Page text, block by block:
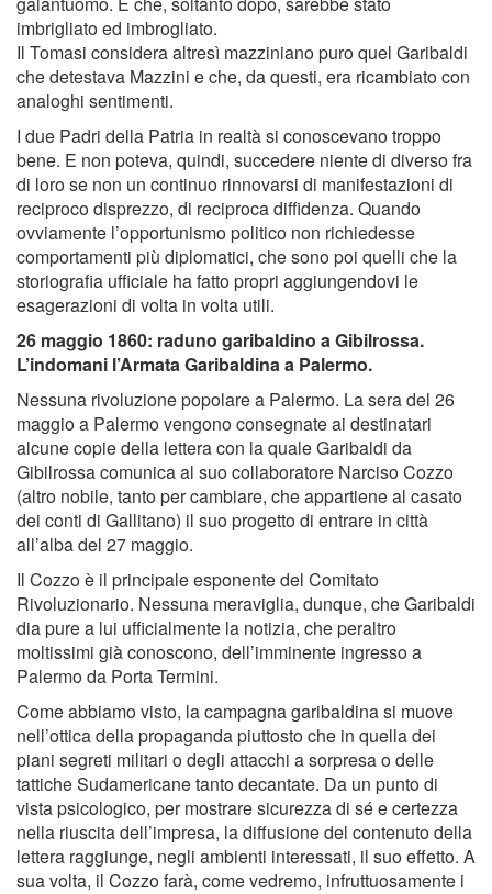
imbrigliato ed imbrogliato.
Il Tomasi considera altresì mazziniano puro quel Garibaldi
che detestava Mazzini e che, da questi, era ricambiato con
analoghi sentimenti.
I due Padri della Patria in realtà si conoscevano troppo
bene. E non poteva, quindi, succedere niente di diverso fra
di loro se non un continuo rinnovarsi di manifestazioni di
reciproco disprezzo, di reciproca difﬁdenza. Quando
ovviamente l’opportunismo politico non richiedesse
comportamenti più diplomatici, che sono poi quelli che la
storiograﬁa ufﬁciale ha fatto propri aggiungendovi le
esagerazioni di volta in volta utili.
26 maggio 1860: raduno garibaldino a Gibilrossa.
L’indomani l’Armata Garibaldina a Palermo.
Nessuna rivoluzione popolare a Palermo. La sera del 26
maggio a Palermo vengono consegnate ai destinatari
alcune copie della lettera con la quale Garibaldi da
Gibilrossa comunica al suo collaboratore Narciso Cozzo
(altro nobile, tanto per cambiare, che appartiene al casato
dei conti di Gallitano) il suo progetto di entrare in città
all’alba del 27 maggio.
Il Cozzo è il principale esponente del Comitato
Rivoluzionario. Nessuna meraviglia, dunque, che Garibaldi
dia pure a lui ufﬁcialmente la notizia, che peraltro
moltissimi già conoscono, dell’imminente ingresso a
Palermo da Porta Termini.
Come abbiamo visto, la campagna garibaldina si muove
nell’ottica della propaganda piuttosto che in quella dei
piani segreti militari o degli attacchi a sorpresa o delle
tattiche Sudamericane tanto decantate. Da un punto di
vista psicologico, per mostrare sicurezza di sé e certezza
nella riuscita dell’impresa, la diffusione del contenuto della
lettera raggiunge, negli ambienti interessati, il suo effetto. A
sua volta, il Cozzo farà, come vedremo, infruttuosamente i